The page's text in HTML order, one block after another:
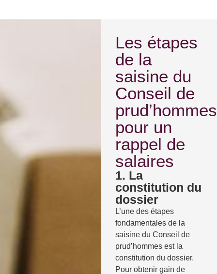
Les étapes
de la
saisine du
Conseil de
prud’hommes
pour un
rappel de
salaires
1. La
constitution du
dossier
L’une des étapes
fondamentales de la
saisine du Conseil de
prud’hommes est la
constitution du dossier.
Pour obtenir gain de